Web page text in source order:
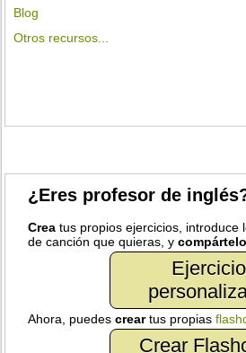
Blog
Otros recursos...
¿Eres profesor de
Crea tus propios ejercicios, introduce
de canción que quieras, ycompártelo
Ejercicio
Ahora, puedescreartus propias
Crear